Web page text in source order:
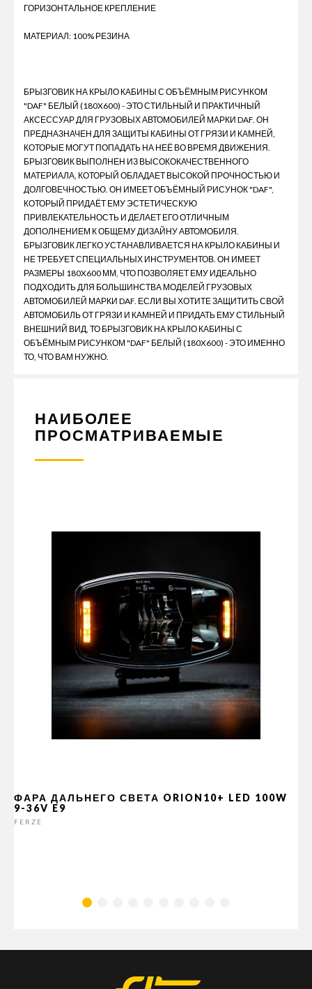
ГОРИЗОНТАЛЬНОЕ КРЕПЛЕНИЕ
МАТЕРИАЛ: 100% РЕЗИНА
БРЫЗГОВИК НА КРЫЛО КАБИНЫ С ОБЪЁМНЫМ РИСУНКОМ
"DAF" БЕЛЫЙ (180X600) - ЭТО СТИЛЬНЫЙ И ПРАКТИЧНЫЙ
АКСЕССУАР ДЛЯ ГРУЗОВЫХ АВТОМОБИЛЕЙ МАРКИ DAF. ОН
ПРЕДНАЗНАЧЕН ДЛЯ ЗАЩИТЫ КАБИНЫ ОТ ГРЯЗИ И КАМНЕЙ,
КОТОРЫЕ МОГУТ ПОПАДАТЬ НА НЕЁ ВО ВРЕМЯ ДВИЖЕНИЯ.
БРЫЗГОВИК ВЫПОЛНЕН ИЗ ВЫСОКОКАЧЕСТВЕННОГО
МАТЕРИАЛА, КОТОРЫЙ ОБЛАДАЕТ ВЫСОКОЙ ПРОЧНОСТЬЮ И
ДОЛГОВЕЧНОСТЬЮ. ОН ИМЕЕТ ОБЪЁМНЫЙ РИСУНОК "DAF",
КОТОРЫЙ ПРИДАЁТ ЕМУ ЭСТЕТИЧЕСКУЮ
ПРИВЛЕКАТЕЛЬНОСТЬ И ДЕЛАЕТ ЕГО ОТЛИЧНЫМ
ДОПОЛНЕНИЕМ К ОБЩЕМУ ДИЗАЙНУ АВТОМОБИЛЯ.
БРЫЗГОВИК ЛЕГКО УСТАНАВЛИВАЕТСЯ НА КРЫЛО КАБИНЫ И
НЕ ТРЕБУЕТ СПЕЦИАЛЬНЫХ ИНСТРУМЕНТОВ. ОН ИМЕЕТ
РАЗМЕРЫ 180X600 ММ, ЧТО ПОЗВОЛЯЕТ ЕМУ ИДЕАЛЬНО
ПОДХОДИТЬ ДЛЯ БОЛЬШИНСТВА МОДЕЛЕЙ ГРУЗОВЫХ
АВТОМОБИЛЕЙ МАРКИ DAF. ЕСЛИ ВЫ ХОТИТЕ ЗАЩИТИТЬ СВОЙ
АВТОМОБИЛЬ ОТ ГРЯЗИ И КАМНЕЙ И ПРИДАТЬ ЕМУ СТИЛЬНЫЙ
ВНЕШНИЙ ВИД, ТО БРЫЗГОВИК НА КРЫЛО КАБИНЫ С
ОБЪЁМНЫМ РИСУНКОМ "DAF" БЕЛЫЙ (180X600) - ЭТО ИМЕННО
ТО, ЧТО ВАМ НУЖНО.
НАИБОЛЕЕ
ПРОСМАТРИВАЕМЫЕ
ФАРА ДАЛЬНЕГО СВЕТА ORION10+ LED 100W
9-36V E9
FERZE